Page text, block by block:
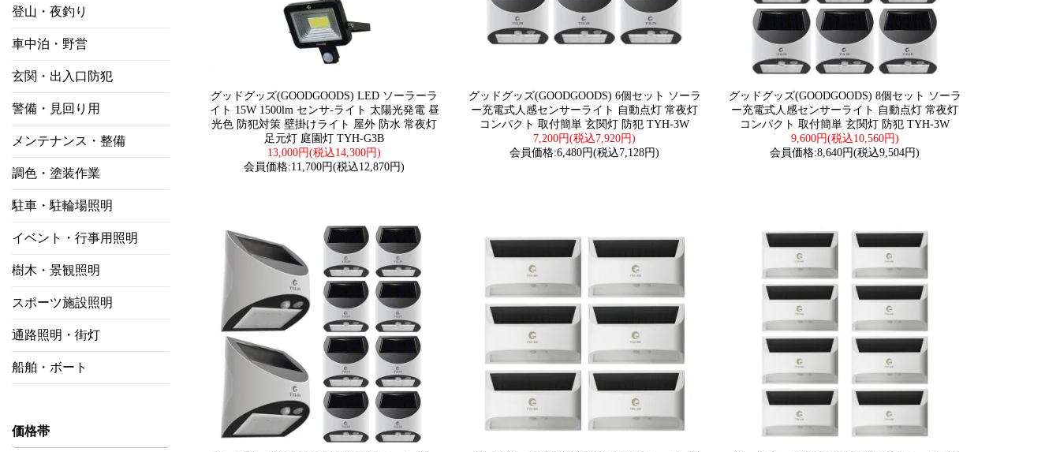
登山・夜釣り
車中泊・野営
玄関・出入口防犯
警備・見回り用
メンテナンス・整備
調色・塗装作業
駐車・駐輪場照明
イベント・行事用照明
樹木・景観照明
スポーツ施設照明
通路照明・街灯
船舶・ボート
価格帯
グッドグッズ(GOODGOODS) LED ソーラーラ
イト 15W 1500lm センサ-ライト 太陽光発電 昼
光色 防犯対策 壁掛けライト 屋外 防水 常夜灯
足元灯 庭園灯 TYH-G3B
13,000円(税込14,300円)
会員価格:11,700円(税込12,870円)
グッドグッズ(GOODGOODS) 6個セット ソーラ
ー充電式人感センサーライト 自動点灯 常夜灯
コンパクト 取付簡単 玄関灯 防犯 TYH-3W
7,200円(税込7,920円)
会員価格:6,480円(税込7,128円)
グッドグッズ(GOODGOODS) 8個セット ソーラ
ー充電式人感センサーライト 自動点灯 常夜灯
コンパクト 取付簡単 玄関灯 防犯 TYH-3W
9,600円(税込10,560円)
会員価格:8,640円(税込9,504円)